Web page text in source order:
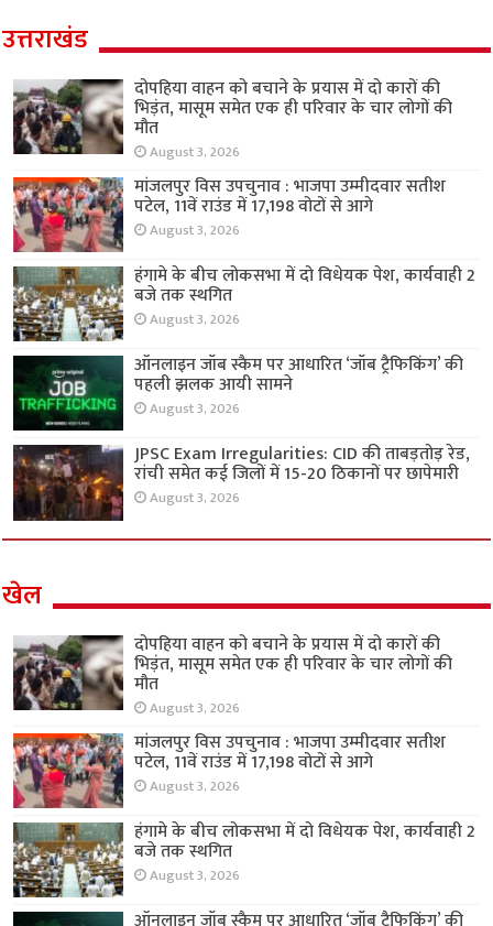
उत्तराखंड
दोपहिया वाहन को बचाने के प्रयास में दो कारों की
भिड़ंत, मासूम समेत एक ही परिवार के चार लोगों की
मौत
August 3, 2026
मांजलपुर विस उपचुनाव : भाजपा उम्मीदवार सतीश
पटेल, 11वें राउंड में 17,198 वोटों से आगे
August 3, 2026
हंगामे के बीच लोकसभा में दो विधेयक पेश, कार्यवाही 2
बजे तक स्थगित
August 3, 2026
ऑनलाइन जॉब स्कैम पर आधारित ‘जॉब ट्रैफिकिंग’ की
पहली झलक आयी सामने
August 3, 2026
JPSC Exam Irregularities: CID की ताबड़तोड़ रेड,
रांची समेत कई जिलों में 15-20 ठिकानों पर छापेमारी
August 3, 2026
खेल
दोपहिया वाहन को बचाने के प्रयास में दो कारों की
भिड़ंत, मासूम समेत एक ही परिवार के चार लोगों की
मौत
August 3, 2026
मांजलपुर विस उपचुनाव : भाजपा उम्मीदवार सतीश
पटेल, 11वें राउंड में 17,198 वोटों से आगे
August 3, 2026
हंगामे के बीच लोकसभा में दो विधेयक पेश, कार्यवाही 2
बजे तक स्थगित
August 3, 2026